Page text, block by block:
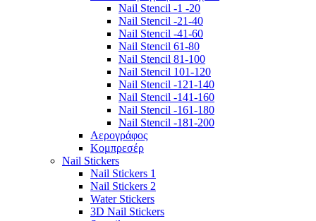
Nail Stencil -1 -20
Nail Stencil -21-40
Nail Stencil -41-60
Nail Stencil 61-80
Nail Stencil 81-100
Nail Stencil 101-120
Nail Stencil -121-140
Nail Stencil -141-160
Nail Stencil -161-180
Nail Stencil -181-200
Αερογράφoς
Κομπρεσέρ
Nail Stickers
Nail Stickers 1
Nail Stickers 2
Water Stickers
3D Nail Stickers